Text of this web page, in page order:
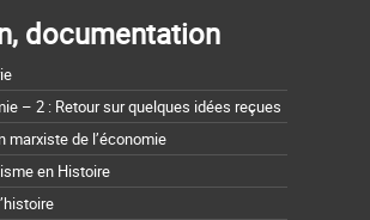
documentation
– 2 : Retour sur quelques idées reçues
marxiste de l’économie
en Histoire